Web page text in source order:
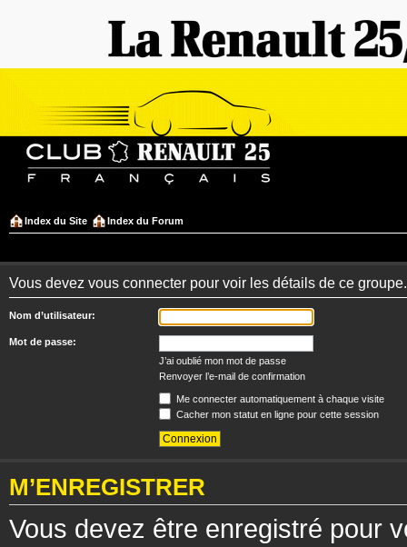
Index du Site Index du Forum
Vous devez vous connecter pour voir les détails de ce groupe.
Nom d’utilisateur:
Mot de passe:
J’ai oublié mon mot de passe
Renvoyer l’e-mail de confirmation
Me connecter automatiquement à chaque visite
Cacher mon statut en ligne pour cette session
M’ENREGISTRER
Vous devez être enregistré pour